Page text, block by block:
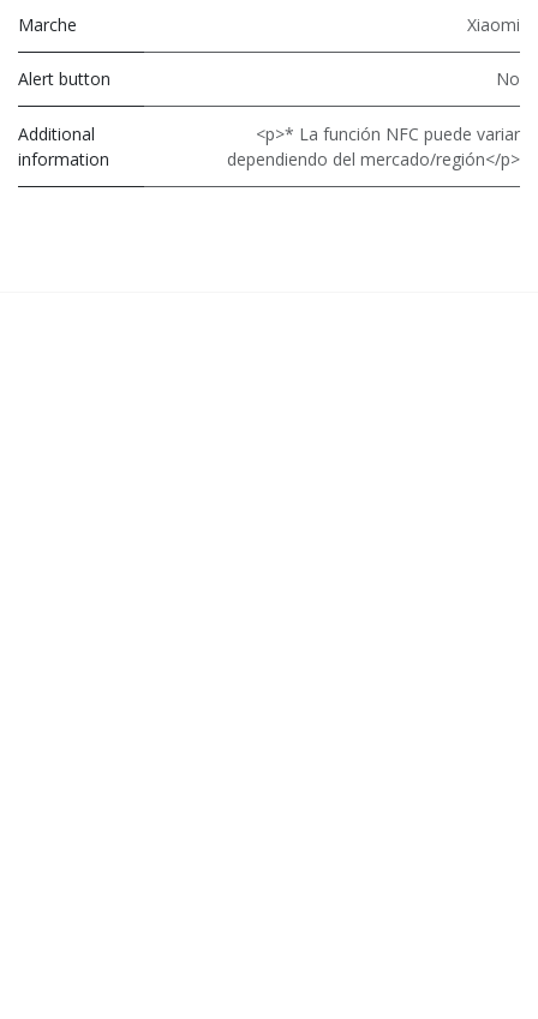
Marche Xiaomi
Alert button No
Additional
information
<p>* La función NFC puede variar
dependiendo del mercado/región</p>